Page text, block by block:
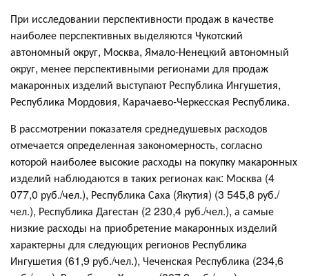
При исследовании перспективности продаж в качестве
наиболее перспективных выделяются Чукотский
автономный округ, Москва, Ямало-Ненецкий автономный
округ, менее перспективными регионами для продаж
макаронных изделий выступают Республика Ингушетия,
Республика Мордовия, Карачаево-Черкесская Республика.
В рассмотрении показателя среднедушевых расходов
отмечается определенная закономерность, согласно
которой наиболее высокие расходы на покупку макаронных
изделий наблюдаются в таких регионах как: Москва (4
077,0 руб./чел.), Республика Саха (Якутия) (3 545,8 руб./
чел.), Республика Дагестан (2 230,4 руб./чел.), а самые
низкие расходы на приобретение макаронных изделий
характерны для следующих регионов Республика
Ингушетия (61,9 руб./чел.), Чеченская Республика (234,6